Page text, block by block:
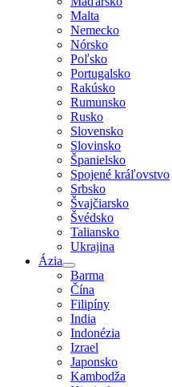
Malta
Nemecko
Nórsko
Poľsko
Portugalsko
Rakúsko
Rumunsko
Rusko
Slovensko
Slovinsko
Španielsko
Spojené kráľovstvo
Srbsko
Švajčiarsko
Švédsko
Taliansko
Ukrajina
Ázia
Barma
Čína
Filipíny
India
Indonézia
Izrael
Japonsko
Kambodža